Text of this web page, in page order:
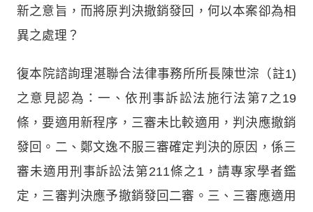
新之意旨，而將原判決撤銷發回，何以本案卻為相
異之處理？
復本院諮詢理湛聯合法律事務所所長陳世淙（註1)
之意見認為：一、依刑事訴訟法施行法第7之19
條，要適用新程序，三審未比較適用，判決應撤銷
發回。二、鄭文逸不服三審確定判決的原因，係三
審未適用刑事訴訟法第211條之1，請專家學者鑑
定，三審判決應予撤銷發回二審。三、三審應適用